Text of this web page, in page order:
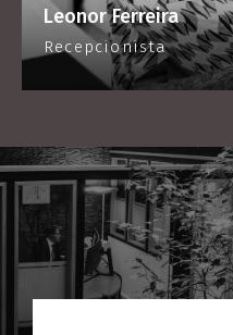
Leonor Ferreira
Recepcionista